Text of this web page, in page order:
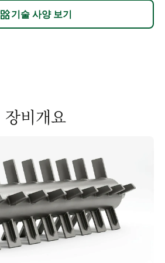
widgets기술 사양 보기
장비개요